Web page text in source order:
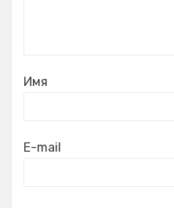
Имя
E-mail